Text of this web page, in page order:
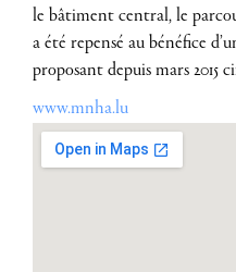
le bâtiment central, le
a été repensé au bénéfice
proposant depuis mars 2015
www.mnha.lu
Adresse